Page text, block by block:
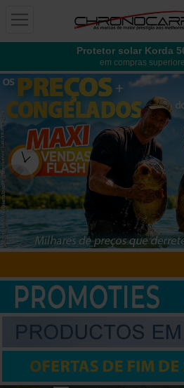
Protetor solar Korda
em compras